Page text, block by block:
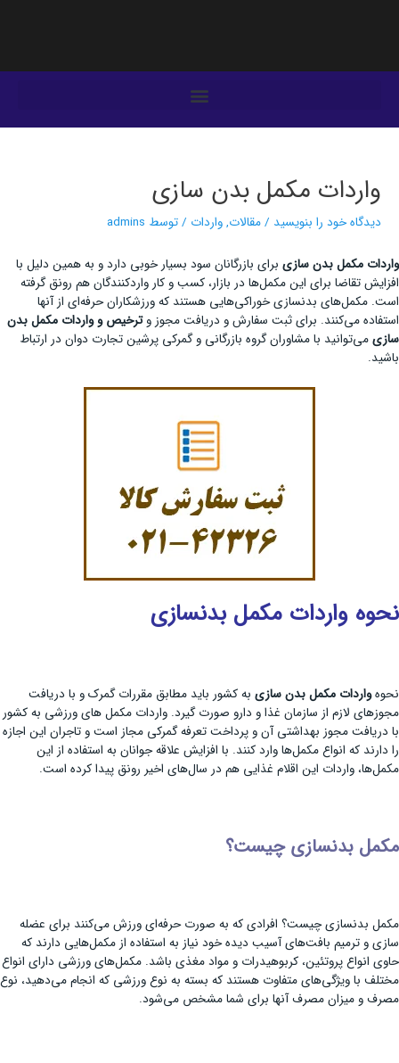
واردات مکمل بدن سازی
دیدگاه‌ خود را بنویسید /مقالات,واردات / توسط admins
واردات مکمل بدن سازی برای بازرگانان سود بسیار خوبی دارد و به همین دلیل با
افزایش تقاضا برای این مکمل‌ها در بازار، کسب و کار واردکنندگان هم رونق گرفته
است. مکمل‌های بدنسازی خوراکی‌هایی هستند که ورزشکاران حرفه‌ای از آنها
استفاده می‌کنند. برای ثبت سفارش و دریافت مجوز وترخیص و واردات مکمل بدن
سازیمی‌توانید با مشاوران گروه بازرگانی و گمرکی پرشین تجارت دوان در ارتباط
باشید.
نحوه واردات مکمل بدنسازی
نحوهواردات مکمل بدن سازی به کشور باید مطابق مقررات گمرک و با دریافت
مجوزهای لازم از سازمان غذا و دارو صورت گیرد. واردات مکمل های ورزشی به کشور
با دریافت مجوز بهداشتی آن و پرداخت تعرفه گمرکی مجاز است و تاجران این اجازه
را دارند که انواع مکمل‌ها وارد کنند. با افزایش علاقه جوانان به استفاده از این
مکمل‌ها، واردات این اقلام غذایی هم در سال‌های اخیر رونق پیدا کرده است.
مکمل بدنسازی چیست؟
مکمل بدنسازی چیست؟ افرادی که به صورت حرفه‌ای ورزش می‌کنند برای عضله
سازی و ترمیم بافت‌های آسیب دیده خود نیاز به استفاده از مکمل‌هایی دارند که
حاوی انواع پروتئین، کربوهیدرات و مواد مغذی باشد. مکمل‌های ورزشی دارای انواع
مختلف با ویژگی‌های متفاوت هستند که بسته به نوع ورزشی که انجام می‌دهید، نوع
مصرف و میزان مصرف آنها برای شما مشخص می‌شود.